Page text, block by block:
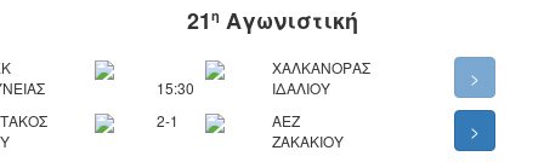
21 η Αγωνιστική
15:30
ΧΑΛΚΑΝΟΡΑΣ
ΙΔΑΛΙΟΥ
>
2-1
ΑΕΖ
ΖΑΚΑΚΙΟΥ
>